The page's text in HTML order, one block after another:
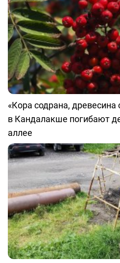
«Кора содрана, древесина
в Кандалакше погибают
аллее